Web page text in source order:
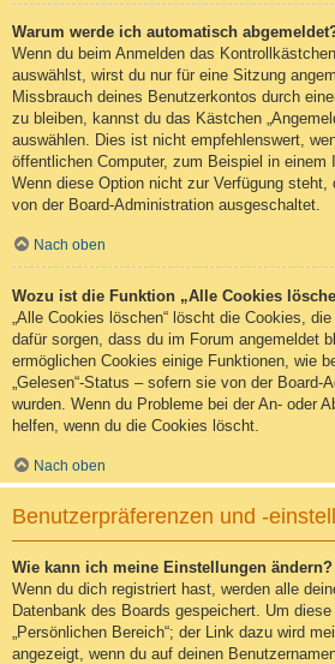
Warum werde ich automatisch
Wenn du beim Anmelden das
auswählst, wirst du nur für eine Sitzung
Missbrauch deines Benutzerkontos durch
zu bleiben, kannst du das Kästchen
auswählen. Dies ist nicht empfehlenswert,
öffentlichen Computer, zum Beispiel in einem
Wenn diese Option nicht zur Verfügung steht,
von der Board-Administration ausgeschaltet.
Nach oben
Wozu ist die Funktion „Alle Cookies
„Alle Cookies löschen“ löscht die Cookies,
dafür sorgen, dass du im Forum angemeldet
ermöglichen Cookies einige Funktionen, wie
„Gelesen“-Status – sofern sie von der Board-
wurden. Wenn du Probleme bei der An- oder
helfen, wenn du die Cookies löscht.
Nach oben
Benutzerpräferenzen und -
Wie kann ich meine Einstellungen ändern?
Wenn du dich registriert hast, werden alle
Datenbank des Boards gespeichert. Um
„Persönlichen Bereich“; der Link dazu wird
angezeigt, wenn du auf deinen